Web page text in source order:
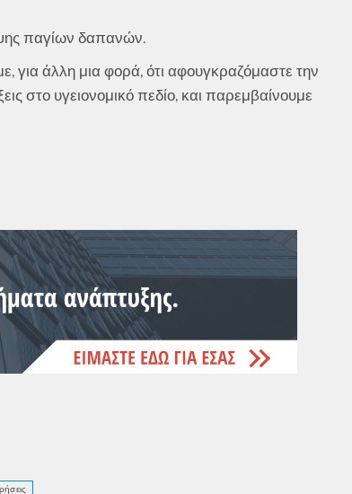
παγίων δαπανών.
για άλλη μια φορά, ότι αφουγκραζόμαστε την
στο υγειονομικό πεδίο, και παρεμβαίνουμε